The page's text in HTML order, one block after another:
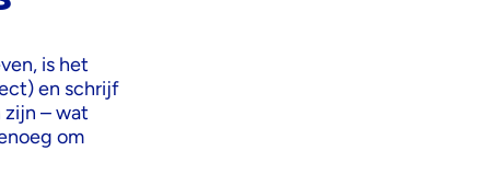
is het
en schrijf
– wat
om